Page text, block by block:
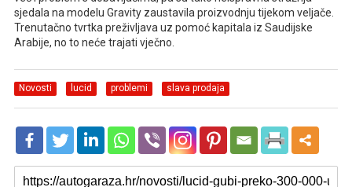
sjedala na modelu Gravity zaustavila proizvodnju tijekom veljače.
Trenutačno tvrtka preživljava uz pomoć kapitala iz Saudijske
Arabije, no to neće trajati vječno.
Novosti lucid problemi slava prodaja